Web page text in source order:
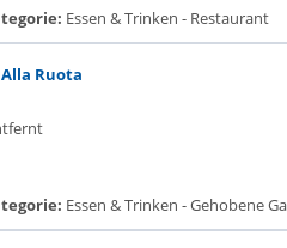
Essen & Trinken - Restaurant
Ruota
Essen & Trinken - Gehobene